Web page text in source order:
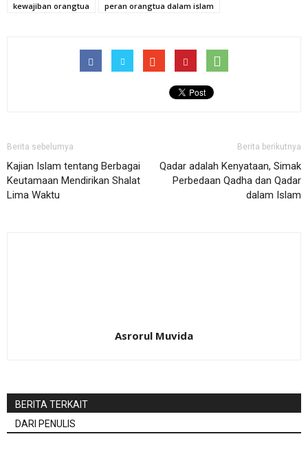
kewajiban orangtua
peran orangtua dalam islam
Berita sebelumya
Kajian Islam tentang Berbagai
Keutamaan Mendirikan Shalat
Lima Waktu
Berita berikutnya
Qadar adalah Kenyataan, Simak
Perbedaan Qadha dan Qadar
dalam Islam
Asrorul Muvida
BERITA TERKAIT
DARI PENULIS